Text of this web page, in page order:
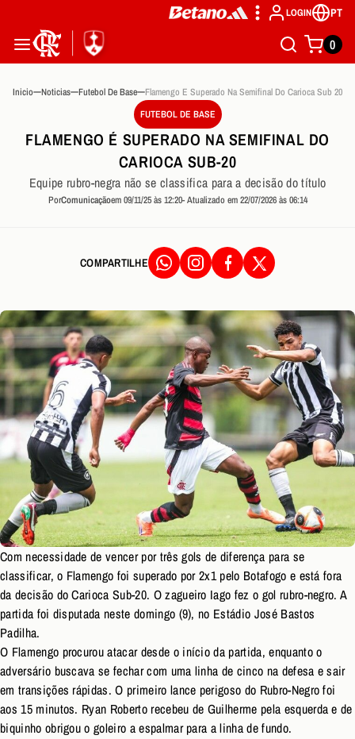
LOGIN PT
0
Inicio Noticias Futebol De Base
Flamengo E Superado Na Semifinal Do Carioca Sub 20
FUTEBOL DE BASE
FLAMENGO É SUPERADO NA SEMIFINAL DO
CARIOCA SUB-20
Equipe rubro-negra não se classifica para a decisão do título
PorComunicaçãoem 09/11/25 às 12:20- Atualizado em 22/07/2026 às 06:14
COMPARTILHE
Com necessidade de vencer por três gols de diferença para se
classificar, o Flamengo foi superado por 2x1 pelo Botafogo e está fora
da decisão do Carioca Sub-20. O zagueiro Iago fez o gol rubro-negro. A
partida foi disputada neste domingo (9), no Estádio José Bastos
Padilha.
O Flamengo procurou atacar desde o início da partida, enquanto o
adversário buscava se fechar com uma linha de cinco na defesa e sair
em transições rápidas. O primeiro lance perigoso do Rubro-Negro foi
aos 15 minutos. Ryan Roberto recebeu de Guilherme pela esquerda e de
biquinho obrigou o goleiro a espalmar para a linha de fundo.